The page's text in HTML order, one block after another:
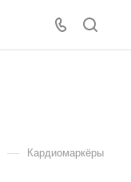
— Кардиомаркёры